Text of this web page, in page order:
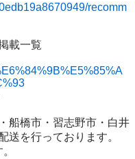
recomm
船橋市・習志野市・白井
送を行っております。